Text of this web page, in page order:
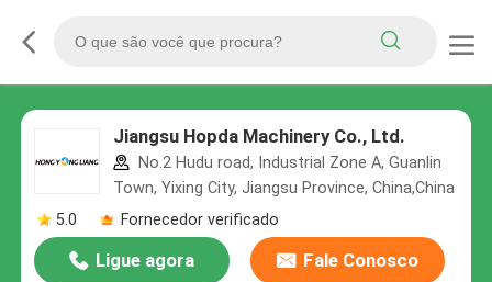
Jiangsu Hopda Machinery Co., Ltd.
No.2 Hudu road, Industrial Zone A, Guanlin
Town, Yixing City, Jiangsu Province, China,China
5.0
Fornecedor verificado
Ligue agora Fale Conosco